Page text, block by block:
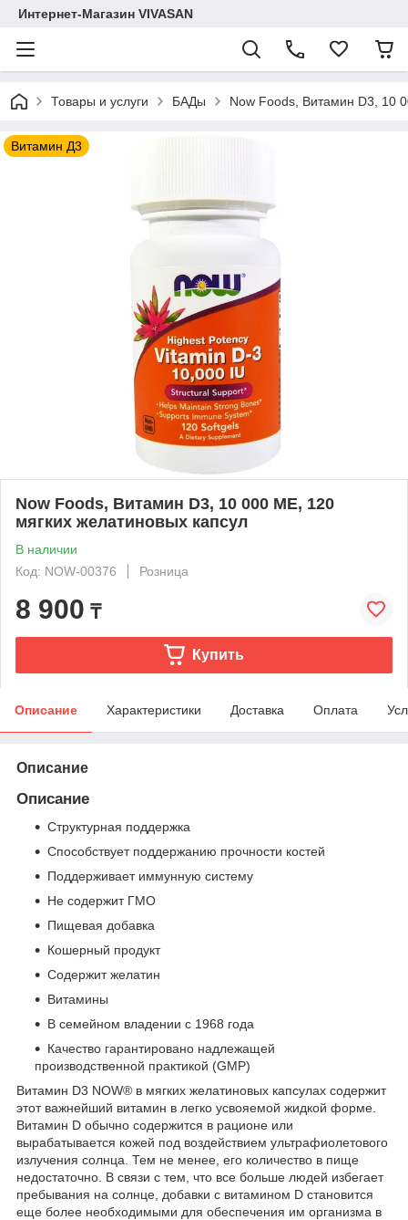
Интернет-Магазин VIVASAN
Товары и услуги БАДы Now Foods, Витамин D3, 10
Витамин Д3
Now Foods, Витамин D3, 10 000 МЕ, 120
мягких желатиновых капсул
В наличии
Код: NOW-00376
Розница
8 900 ₸
Купить
Описание Характеристики Доставка Оплата
Описание
Описание
Структурная поддержка
Способствует поддержанию прочности костей
Поддерживает иммунную систему
Не содержит ГМО
Пищевая добавка
Кошерный продукт
Содержит желатин
Витамины
В семейном владении с 1968 года
Качество гарантировано надлежащей
производственной практикой (GMP)
Витамин D3 NOW® в мягких желатиновых капсулах содержит
этот важнейший витамин в легко усвояемой жидкой форме.
Витамин D обычно содержится в рационе или
вырабатывается кожей под воздействием ультрафиолетового
излучения солнца. Тем не менее, его количество в пище
недостаточно. В связи с тем, что все больше людей избегает
пребывания на солнце, добавки с витамином D становится
еще более необходимыми для обеспечения им организма в